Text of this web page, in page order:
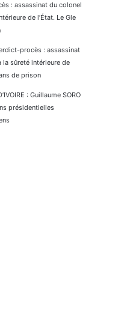
: assassinat du colonel
de l’État. Le Gle
procès : assassinat
sûreté intérieure de
de prison
: Guillaume SORO
présidentielles